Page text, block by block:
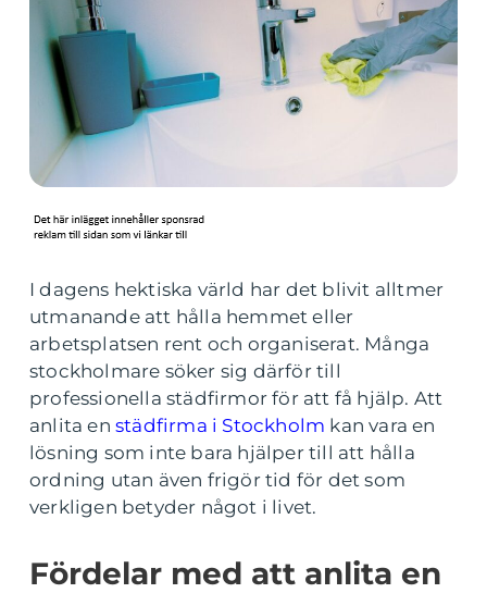
I dagens hektiska värld har det blivit alltmer
utmanande att hålla hemmet eller
arbetsplatsen rent och organiserat. Många
stockholmare söker sig därför till
professionella städfirmor för att få hjälp. Att
anlita en städfirma i Stockholm kan vara en
lösning som inte bara hjälper till att hålla
ordning utan även frigör tid för det som
verkligen betyder något i livet.
Fördelar med att anlita en